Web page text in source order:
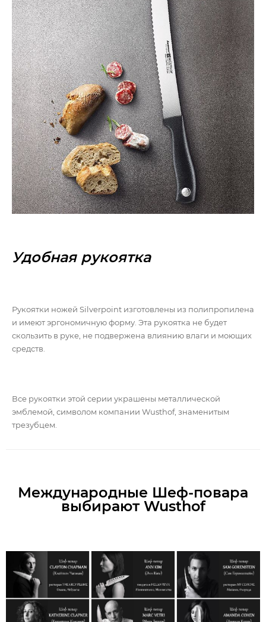
Удобная рукоятка
Рукоятки ножей Silverpoint изготовлены из полипропилена
и имеют эргономичную форму. Эта рукоятка не будет
скользить в руке, не подвержена влиянию влаги и моющих
средств.
Все рукоятки этой серии украшены металлической
эмблемой, символом компании Wusthof, знаменитым
трезубцем.
Международные Шеф-повара
выбирают Wusthof